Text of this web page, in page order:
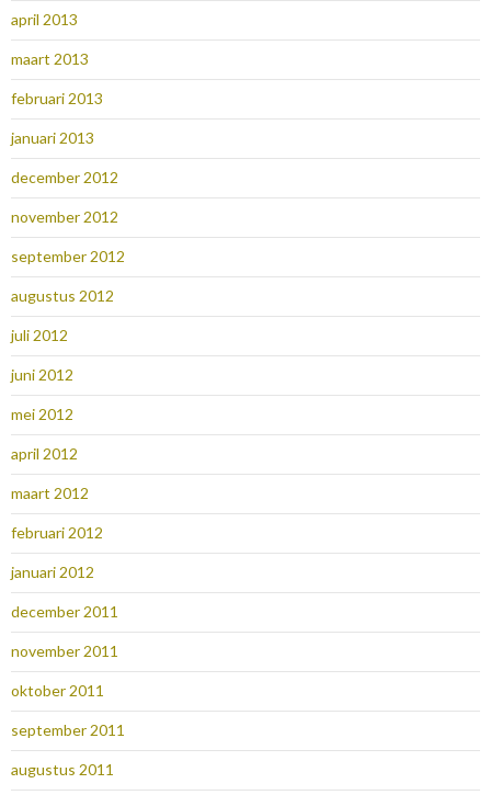
april 2013
maart 2013
februari 2013
januari 2013
december 2012
november 2012
september 2012
augustus 2012
juli 2012
juni 2012
mei 2012
april 2012
maart 2012
februari 2012
januari 2012
december 2011
november 2011
oktober 2011
september 2011
augustus 2011